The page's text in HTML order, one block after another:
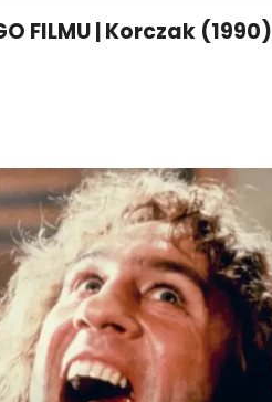
FILMU | Korczak (1990)